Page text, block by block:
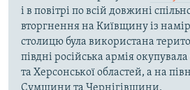
і в повітрі по всій довжині
вторгнення на Київщину із
столицю була використана
півдні російська армія
та Херсонської областей, а на